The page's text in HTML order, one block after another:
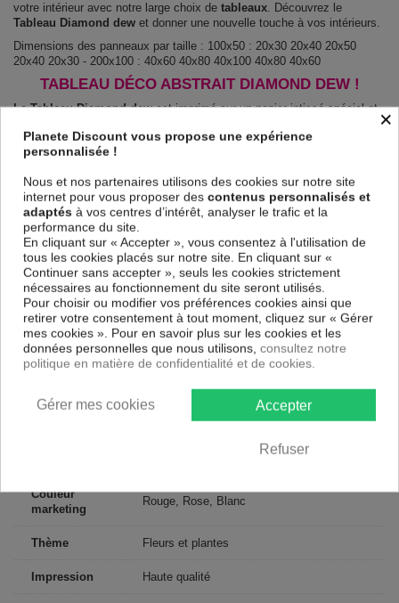
votre intérieur avec notre large choix de tableaux. Découvrez le
Tableau Diamond dew et donner une nouvelle touche à vos intérieurs.
Dimensions des panneaux par taille : 100x50 : 20x30 20x40 20x50
20x40 20x30 - 200x100 : 40x60 40x80 40x100 40x80 40x60
TABLEAU DÉCO ABSTRAIT DIAMOND DEW !
Le Tableau Diamond dewest imprimé sur un papier intissé spécial et
parfaitement reproduits. Grâce à une impression sur tous les cotés et
une toile tendue sur un châssis fait de matériaux respectueux de
sans avoir à l'encadrer.
Le Tableau Abstrait Diamond dewest résistant aux rayons UV,
inodore et 100 % sûr, parfait même pour la chambre à coucher et la
chambre des enfants.
Notre large choix de tableaux tendances et modernes constituent un
moyen simple et pas cher de donner une nouvelle touche à vos
intérieurs, il y en a pour tous les goût.
Descriptif technique
Collection Artgeist
200x100 cm, 100x50 cm
Couleur
marketing
Rouge, Rose, Blanc
Thème Fleurs et plantes
Impression Haute qualité
×
Planete Discount vous propose une expérience
personnalisée !
Nous et nos partenaires utilisons des cookies sur notre site
internet pour vous proposer des contenus personnalisés et
adaptés à vos centres d’intérêt, analyser le trafic et la
performance du site.
En cliquant sur « Accepter », vous consentez à l'utilisation de
tous les cookies placés sur notre site. En cliquant sur «
Continuer sans accepter », seuls les cookies strictement
nécessaires au fonctionnement du site seront utilisés.
Pour choisir ou modifier vos préférences cookies ainsi que
retirer votre consentement à tout moment, cliquez sur « Gérer
mes cookies ». Pour en savoir plus sur les cookies et les
données personnelles que nous utilisons, consultez notre
politique en matière de confidentialité et de cookies.
Accepter
Refuser
Gérer mes cookies